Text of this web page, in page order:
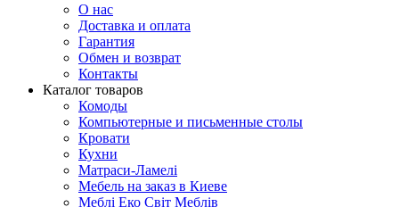
О нас
Доставка и оплата
Гарантия
Обмен и возврат
Контакты
Каталог товаров
Комоды
Компьютерные и письменные столы
Кровати
Кухни
Матраси-Ламелі
Мебель на заказ в Киеве
Меблі Еко Світ Меблів